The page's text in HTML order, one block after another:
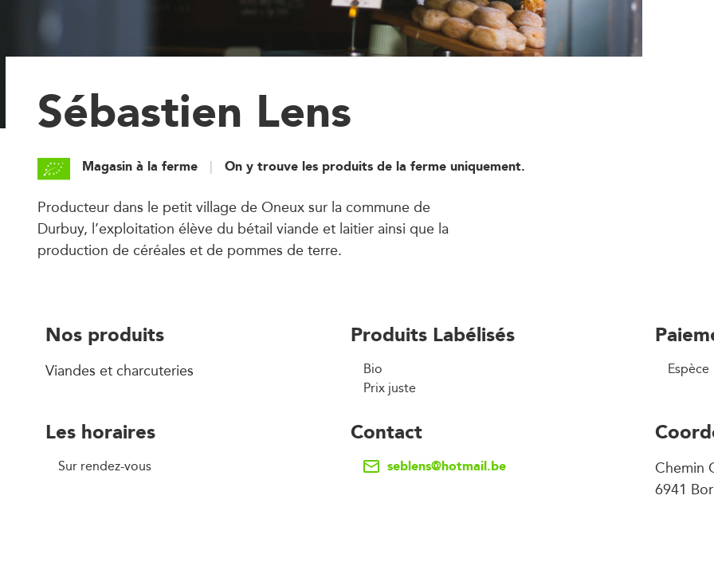
Sébastien Lens
Magasin à la ferme On y trouve les produits de la ferme uniquement.
Producteur dans le petit village de Oneux sur la commune de
Durbuy, l’exploitation élève du bétail viande et laitier ainsi que la
production de céréales et de pommes de terre.
Nos produits
Viandes et charcuteries
Produits Labélisés
Bio
Prix juste
Espèce
Les horaires
Sur rendez-vous
Contact
seblens@hotmail.be
Chemin
6941